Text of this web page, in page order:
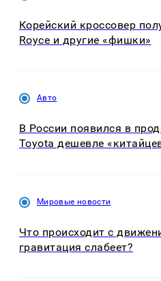
Корейский кроссовер
Royce и другие «фишки»
Авто
В России появился в
Toyota дешевле
Мировые новости
Что происходит с
гравитация слабеет?